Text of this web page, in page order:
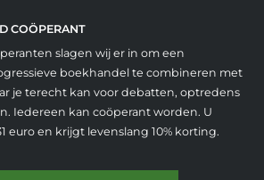
COÖPERANT
slagen wij er in om een
boekhandel te combineren met
je terecht kan voor debatten, optredens
Iedereen kan coöperant worden. U
euro en krijgt levenslang 10% korting.